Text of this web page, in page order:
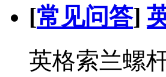
[常见问答]
英格索兰螺